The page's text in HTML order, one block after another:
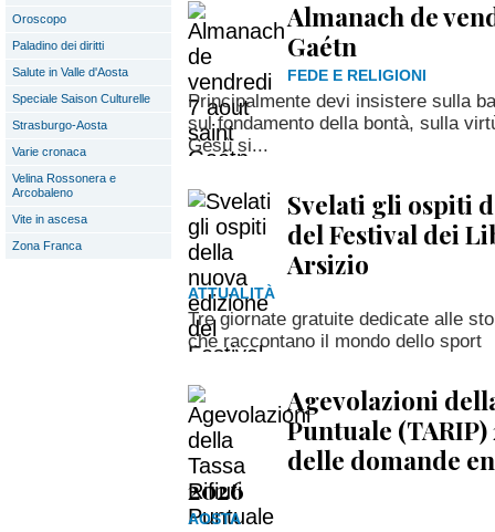
Oroscopo
Paladino dei diritti
Salute in Valle d'Aosta
Speciale Saison Culturelle
Strasburgo-Aosta
Varie cronaca
Velina Rossonera e
Arcobaleno
Vite in ascesa
Zona Franca
Almanach de
Gaétn
FEDE E RELIGIONI
Principalmente devi insistere sulla
sul fondamento della bontà, sulla
Gesù si...
Svelati gli ospiti
del Festival dei
Arsizio
ATTUALITÀ
Tre giornate gratuite dedicate alle
che raccontano il mondo dello sport
Agevolazioni
Puntuale
delle domande
2026
AOSTA